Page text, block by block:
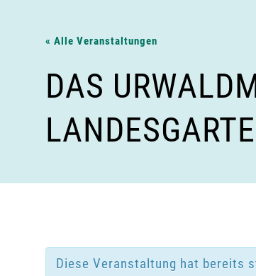
« Alle Veranstaltungen
DAS
Diese Veranstaltung hat bereits